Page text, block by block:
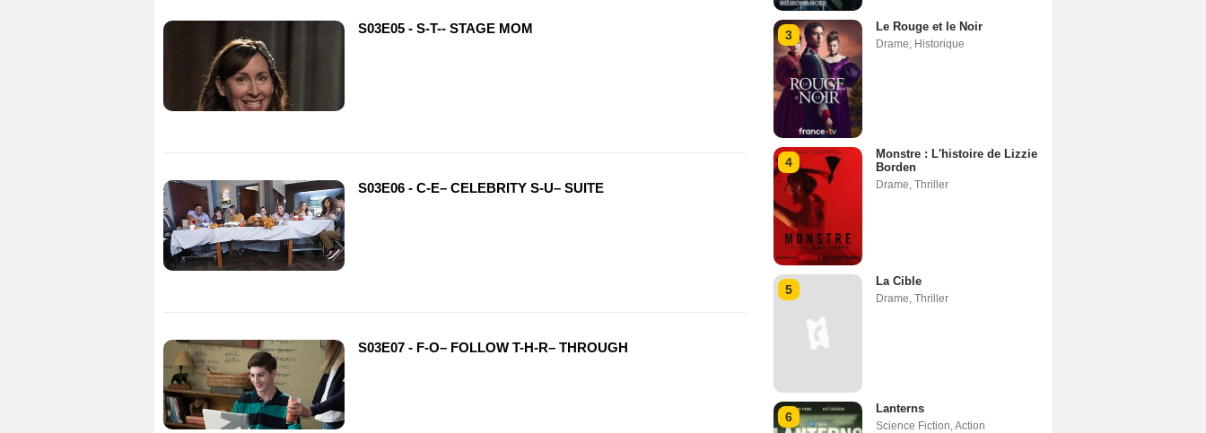
S03E05 - S-T-- STAGE MOM
S03E06 - C-E– CELEBRITY S-U– SUITE
S03E07 - F-O– FOLLOW T-H-R– THROUGH
3
Le Rouge et le Noir
Drame Historique
4
Monstre : L'histoire de Lizzie
Borden
Drame Thriller
5
La Cible
Drame Thriller
6
Lanterns
Science Fiction Action